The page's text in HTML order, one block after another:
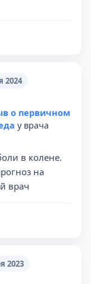
2024
о первичном
у врача
в колене.
на
врач
2023